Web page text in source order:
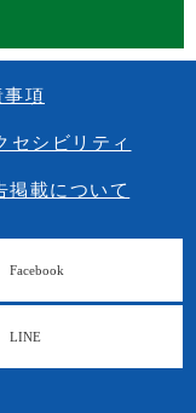
事項
セシビリティ
掲載について
Facebook
LINE